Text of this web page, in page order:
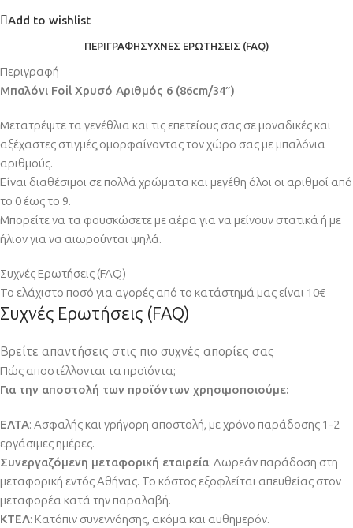
Add to wishlist
ΠΕΡΙΓΡΑΦΉΣΥΧΝΈΣ ΕΡΩΤΉΣΕΙΣ (FAQ)
Περιγραφή
Μπαλόνι Foil Χρυσό Αριθμός 6 (86cm/34″)
Μετατρέψτε τα γενέθλια και τις επετείους σας σε μοναδικές και
αξέχαστες στιγμές,ομορφαίνοντας τον χώρο σας με μπαλόνια
αριθμούς.
Είναι διαθέσιμοι σε πολλά χρώματα και μεγέθη όλοι οι αριθμοί από
το 0 έως το 9.
Μπορείτε να τα φουσκώσετε με αέρα για να μείνουν στατικά ή με
ήλιον για να αιωρούνται ψηλά.
Συχνές Ερωτήσεις (FAQ)
Το ελάχιστο ποσό για αγορές από το κατάστημά μας είναι 10€
Συχνές Ερωτήσεις (FAQ)
Βρείτε απαντήσεις στις πιο συχνές απορίες σας
Πώς αποστέλλονται τα προϊόντα;
Για την αποστολή των προϊόντων χρησιμοποιούμε:
ΕΛΤΑ: Ασφαλής και γρήγορη αποστολή, με χρόνο παράδοσης 1-2
εργάσιμες ημέρες.
Συνεργαζόμενη μεταφορική εταιρεία: Δωρεάν παράδοση στη
μεταφορική εντός Αθήνας. Το κόστος εξοφλείται απευθείας στον
μεταφορέα κατά την παραλαβή.
ΚΤΕΛ: Κατόπιν συνεννόησης, ακόμα και αυθημερόν.